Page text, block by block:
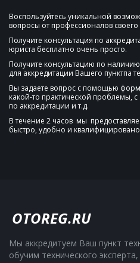
Воспользуйтесь уникальной
вопросы от профессионалов своего
Получите консультация по
юриста бесплатно очень просто.
Получите консультацию по
для аккредитации Вашего пунктпа
Вы задаете вопрос с помощью
какой-то практической проблемы,
по аккредитации и т.д.
В течение 2 часов  мы
быстро, удобно и
OTOREG.RU
Мы аккредитуем Ваш пункт
обучим технического